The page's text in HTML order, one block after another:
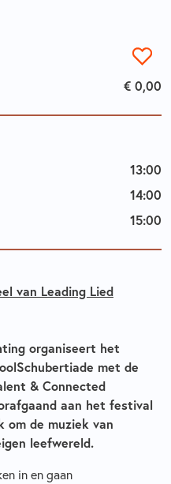
van Leading Lied
organiseert het
met de
& Connected
aan het festival
om de muziek van
leefwereld.
in en gaan
€ 0,00
13:00
14:00
15:00